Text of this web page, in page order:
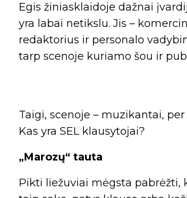
Egis žiniasklaidoje dažnai
yra labai netikslu. Jis –
redaktorius ir personalo
tarp scenoje kuriamo šou ir
Taigi, scenoje – muzikantai,
Kas yra SEL klausytojai?
„Marozų“ tauta
Pikti liežuviai mėgsta pabrėžti,